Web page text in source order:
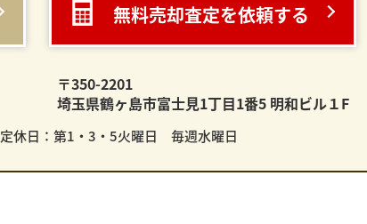
無料売却査定を依頼する
〒350-2201
埼玉県鶴ヶ島市富士見1丁目1番5 明和ビル１F
定休日：第1・3・5火曜日 毎週水曜日